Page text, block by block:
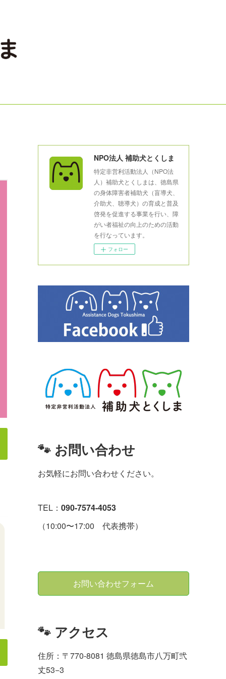
NPO法人 補助犬とくしま
特定非営利活動法人（NPO法
人）補助犬とくしまは、徳島県
の身体障害者補助犬（盲導犬、
介助犬、聴導犬）の育成と普及
啓発を促進する事業を行い、障
がい者福祉の向上のための活動
を行なっています。
フォロー
🐾 お問い合わせ
お気軽にお問い合わせください。
TEL： 090-7574-4053
（10:00〜17:00 代表携帯）
お問い合わせフォーム
🐾 アクセス
住所：〒770-8081 徳島県徳島市八万町弐
丈53−3